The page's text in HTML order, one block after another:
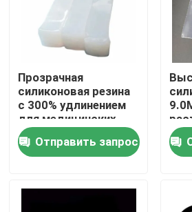
Силикон MVQ
Силикон HCR
Прозрачная силиконовая
Прозрачная
силиконовая резина
с 300% удлинением
для медицинских
изделий
Отправить запрос
A